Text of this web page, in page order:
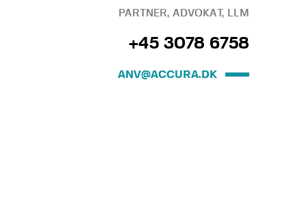
PARTNER, ADVOKAT, LLM
+45 3078 6758
ANV@ACCURA.DK